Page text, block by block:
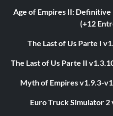
Age of Empires II:
(+12
The Last of Us Parte I
The Last of Us Parte II
Myth of Empires v1.9.3-
Euro Truck Simulator 2